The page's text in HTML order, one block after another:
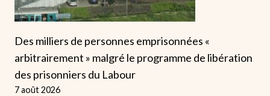
Des milliers de personnes emprisonnées «
arbitrairement » malgré le programme de libération
des prisonniers du Labour
7 août 2026